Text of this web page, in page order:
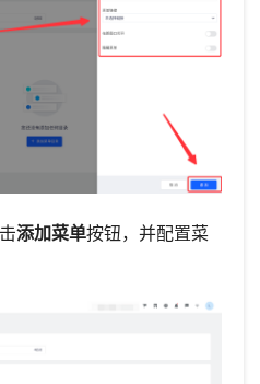
添加菜单按钮，并配置菜